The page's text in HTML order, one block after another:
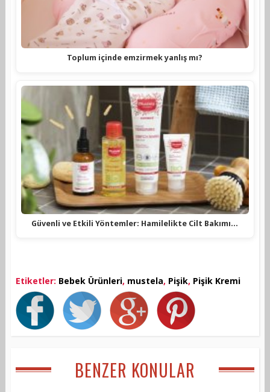
Toplum içinde emzirmek yanlış mı?
Güvenli ve Etkili Yöntemler: Hamilelikte Cilt Bakımı…
Etiketler: Bebek Ürünleri, mustela, Pişik, Pişik Kremi
BENZER KONULAR